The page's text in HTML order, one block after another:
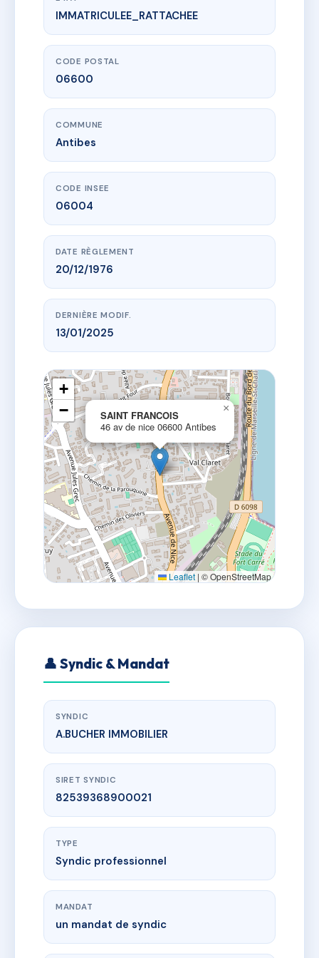
www.vme.plus/AB4066114
SAINT FRANCOIS
46 av de nice
IMMATRICULEE_RATTACHEE
CODE POSTAL
06600
COMMUNE
Antibes
CODE INSEE
06004
DATE RÈGLEMENT
20/12/1976
DERNIÈRE MODIF.
13/01/2025
SAINT FRANCOIS
46 av de nice 06600 Antibes
×
+
−
Leaflet | © OpenStreetMap
👤 Syndic & Mandat
SYNDIC
A.BUCHER IMMOBILIER
SIRET SYNDIC
82539368900021
TYPE
Syndic professionnel
MANDAT
un mandat de syndic